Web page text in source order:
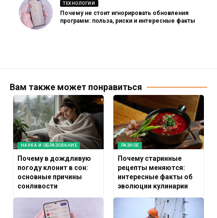
ТЕХНОЛОГИИ
Почему не стоит игнорировать обновления
программ: польза, риски и интересные факты
Вам также может понравиться
НАУКА И ОБРАЗОВАНИЕ
Почему в дождливую
погоду клонит в сон:
основные причины
сонливости
РАЗНОЕ
Почему старинные
рецепты меняются:
интересные факты об
эволюции кулинарии